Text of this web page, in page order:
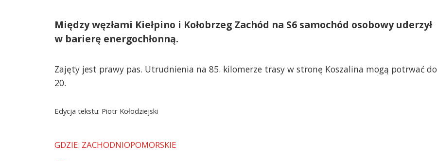
Między węzłami Kiełpino i Kołobrzeg Zachód na S6 samochód osobowy uderzył
w barierę energochłonną.
Zajęty jest prawy pas. Utrudnienia na 85. kilomerze trasy w stronę Koszalina mogą potrwać do
20.
Edycja tekstu: Piotr Kołodziejski
GDZIE: ZACHODNIOPOMORSKIE